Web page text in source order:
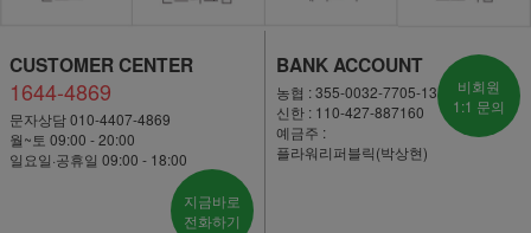
CUSTOMER CENTER
1644-4869
문자상담 010-4407-4869
월~토 09:00 - 20:00
일요일·공휴일 09:00 - 18:00
지금바로
전화하기
BANK ACCOUNT
농협 : 355-0032-7705-13
신한 : 110-427-887160
예금주 :
플라워리퍼블릭(박상현)
비회원
1:1 문의